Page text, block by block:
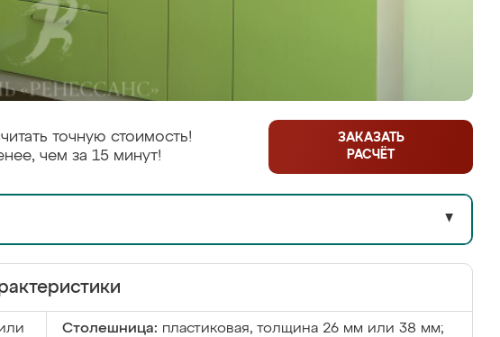
точную стоимость!
чем за 15 минут!
ЗАКАЗАТЬ
РАСЧЁТ
▼
Столешница: пластиковая, толщина 26 мм или 38 мм;